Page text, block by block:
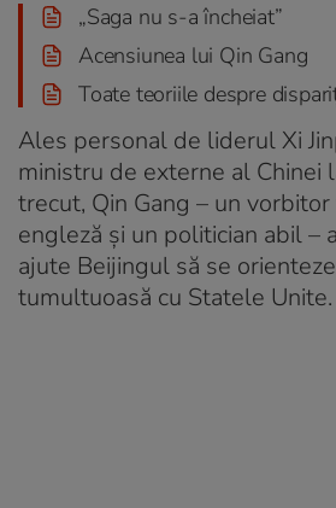
„Saga nu s-a încheiat”
Acensiunea lui Qin Gang
Toate teoriile despre
Ales personal de liderul Xi
ministru de externe al Chinei
trecut, Qin Gang – un
engleză și un politician abil –
ajute Beijingul să se
tumultuoasă cu Statele Unite.